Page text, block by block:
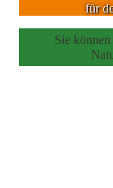
für
Sie